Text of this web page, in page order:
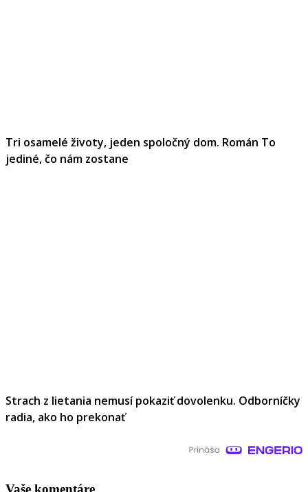
Tri osamelé životy, jeden spoločný dom. Román To
jediné, čo nám zostane
Strach z lietania nemusí pokaziť dovolenku. Odborníčky
radia, ako ho prekonať